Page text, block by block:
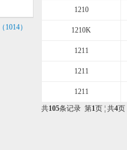
（1014）
1210
1210K
1211
1211
1211
共105条记录 第1页 ¦ 共4页